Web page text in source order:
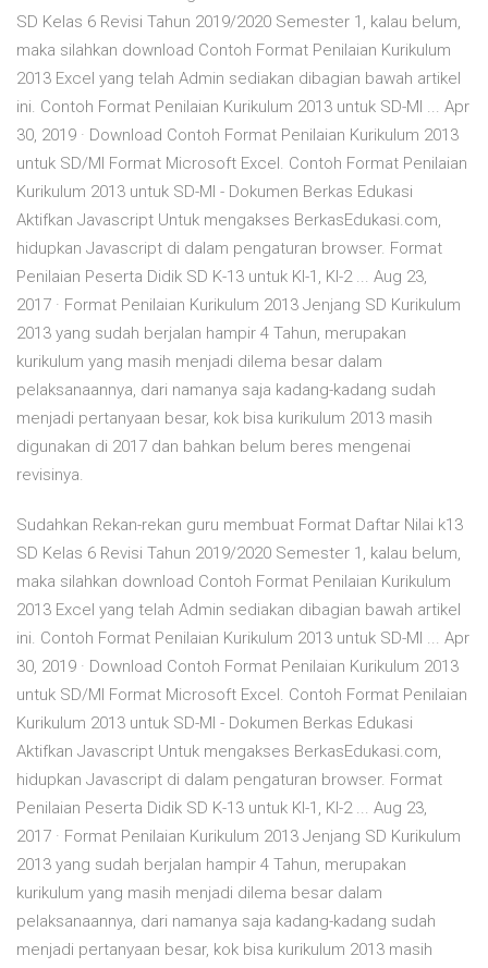
SD Kelas 6 Revisi Tahun 2019/2020 Semester 1, kalau belum,
maka silahkan download Contoh Format Penilaian Kurikulum
2013 Excel yang telah Admin sediakan dibagian bawah artikel
ini. Contoh Format Penilaian Kurikulum 2013 untuk SD-MI ... Apr
30, 2019 · Download Contoh Format Penilaian Kurikulum 2013
untuk SD/MI Format Microsoft Excel. Contoh Format Penilaian
Kurikulum 2013 untuk SD-MI - Dokumen Berkas Edukasi
Aktifkan Javascript Untuk mengakses BerkasEdukasi.com,
hidupkan Javascript di dalam pengaturan browser. Format
Penilaian Peserta Didik SD K-13 untuk KI-1, KI-2 ... Aug 23,
2017 · Format Penilaian Kurikulum 2013 Jenjang SD Kurikulum
2013 yang sudah berjalan hampir 4 Tahun, merupakan
kurikulum yang masih menjadi dilema besar dalam
pelaksanaannya, dari namanya saja kadang-kadang sudah
menjadi pertanyaan besar, kok bisa kurikulum 2013 masih
digunakan di 2017 dan bahkan belum beres mengenai
revisinya.
Sudahkan Rekan-rekan guru membuat Format Daftar Nilai k13
SD Kelas 6 Revisi Tahun 2019/2020 Semester 1, kalau belum,
maka silahkan download Contoh Format Penilaian Kurikulum
2013 Excel yang telah Admin sediakan dibagian bawah artikel
ini. Contoh Format Penilaian Kurikulum 2013 untuk SD-MI ... Apr
30, 2019 · Download Contoh Format Penilaian Kurikulum 2013
untuk SD/MI Format Microsoft Excel. Contoh Format Penilaian
Kurikulum 2013 untuk SD-MI - Dokumen Berkas Edukasi
Aktifkan Javascript Untuk mengakses BerkasEdukasi.com,
hidupkan Javascript di dalam pengaturan browser. Format
Penilaian Peserta Didik SD K-13 untuk KI-1, KI-2 ... Aug 23,
2017 · Format Penilaian Kurikulum 2013 Jenjang SD Kurikulum
2013 yang sudah berjalan hampir 4 Tahun, merupakan
kurikulum yang masih menjadi dilema besar dalam
pelaksanaannya, dari namanya saja kadang-kadang sudah
menjadi pertanyaan besar, kok bisa kurikulum 2013 masih